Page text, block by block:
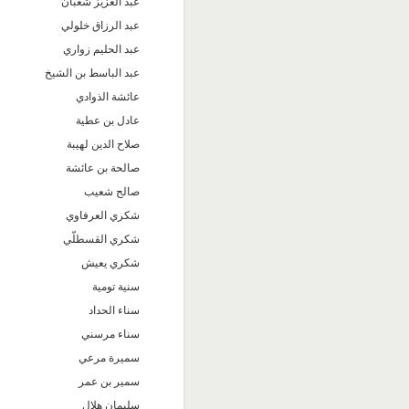
عبد الرزاق خلولي
عبد الحليم زواري
عبد الباسط بن الشيخ
عائشة الذوادي
عادل بن عطية
صلاح الدين لهيبة
صالحة بن عائشة
صالح شعيب
شكري العرفاوي
شكري القسطلّي
شكري يعيش
سنية تومية
سناء الحداد
سناء مرسني
سميرة مرعي
سمير بن عمر
سليمان هلال